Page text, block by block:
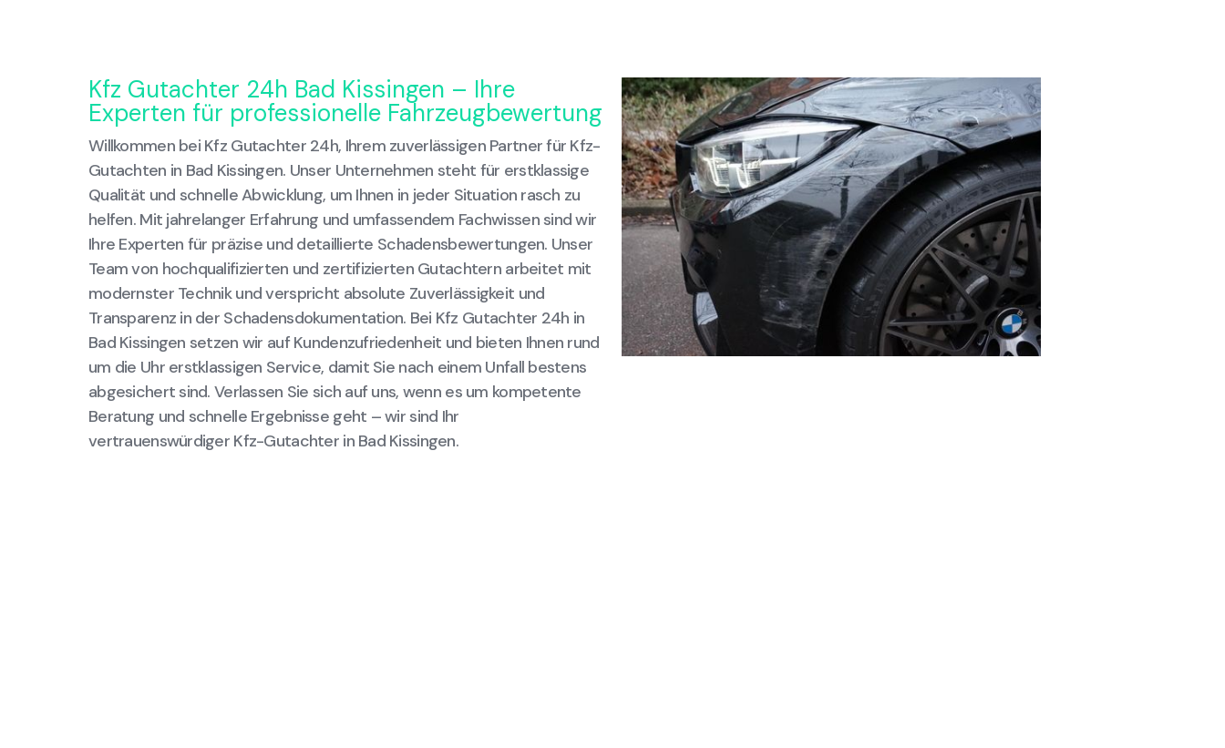
Kfz Gutachter 24h Bad Kissingen – Ihre
Experten für professionelle Fahrzeugbewertung
Willkommen bei Kfz Gutachter 24h, Ihrem zuverlässigen Partner für Kfz-
Gutachten in Bad Kissingen. Unser Unternehmen steht für erstklassige
Qualität und schnelle Abwicklung, um Ihnen in jeder Situation rasch zu
helfen. Mit jahrelanger Erfahrung und umfassendem Fachwissen sind wir
Ihre Experten für präzise und detaillierte Schadensbewertungen. Unser
Team von hochqualifizierten und zertifizierten Gutachtern arbeitet mit
modernster Technik und verspricht absolute Zuverlässigkeit und
Transparenz in der Schadensdokumentation. Bei Kfz Gutachter 24h in
Bad Kissingen setzen wir auf Kundenzufriedenheit und bieten Ihnen rund
um die Uhr erstklassigen Service, damit Sie nach einem Unfall bestens
abgesichert sind. Verlassen Sie sich auf uns, wenn es um kompetente
Beratung und schnelle Ergebnisse geht – wir sind Ihr
vertrauenswürdiger Kfz-Gutachter in Bad Kissingen.